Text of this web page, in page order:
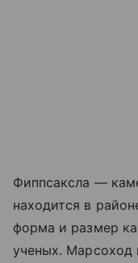
Фиппсаксла —
находится в
форма и размер
ученых. Марсоход